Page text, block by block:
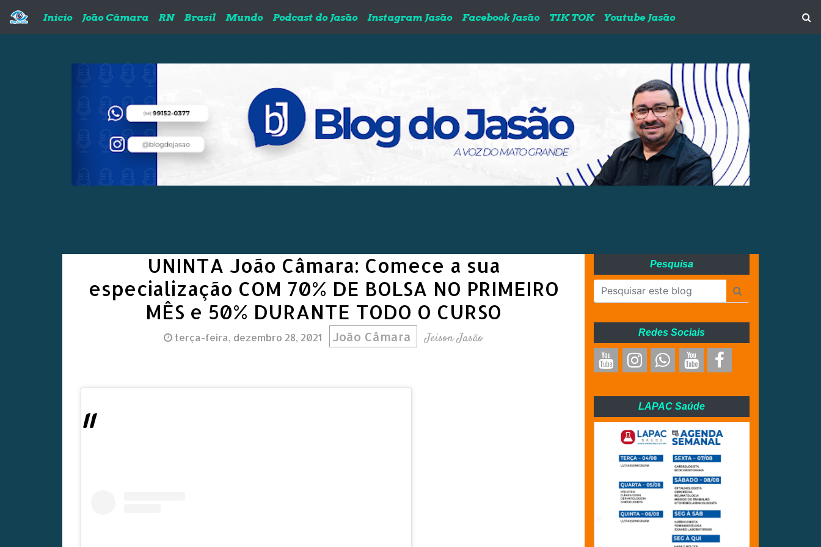
Inicio João Câmara RN Brasil Mundo Podcast do Jasão Instagram Jasão Facebook Jasão TIK TOK Youtube Jasão
UNINTA João Câmara: Comece a sua
especialização COM 70% DE BOLSA NO PRIMEIRO
MÊS e 50% DURANTE TODO O CURSO
terça-feira, dezembro 28, 2021 João Câmara Jeison Jasão
Pesquisa
Redes Sociais
LAPAC Saúde